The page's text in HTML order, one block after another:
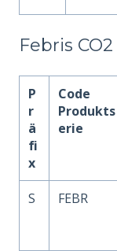
Febris
P
r
ä
fi
x
Code
Produkts
erie
S FEBR